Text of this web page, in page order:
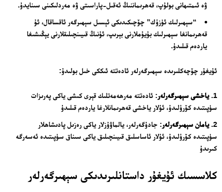
ۋە ئىمتىھانى بولۇپ، قەھرىماننىڭ ئەقىل-پاراسىتى ۋە مەردلىكىنى سىنايدۇ.
“سېھىرلىك ئۈزۈك” چۆچىكىدىكى ئېسىل سېھىرگەر ئاقساقال، ئۇ
قەھرىمانغا سېھىرلىك بۇيۇملارنى بېرىپ، ئۇنىڭ قىيىنچىلىقلارنى يېڭىشىغا
ياردەم قىلىدۇ.
ئۇيغۇر چۆچەكلىرىدە سېھىرگەرلەر ئادەتتە ئىككى خىل بولىدۇ:
ياخشى سېھىرگەرلەر: ئادەتتە مەرھەمەتلىك قېرى كىشى ياكى پەرىزات
سۈپىتىدە كۆرۈلىدۇ، ئۇلار ياخشى قەھرىمانلارغا ياردەم قىلىدۇ
يامان سېھىرگەرلەر: جادۇگەرلەر، يالماۋۇزلار ياكى رەزىل پادىشاھلار
سۈپىتىدە كۆرۈلىدۇ، ئۇلار ئاساسلىق قىيىنچىلىق ياكى سىناق سۈپىتىدە ئەسەرگە
كىرىدۇ
كلاسسىك ئۇيغۇر داستانلىرىدىكى سېھىرگەرلەر